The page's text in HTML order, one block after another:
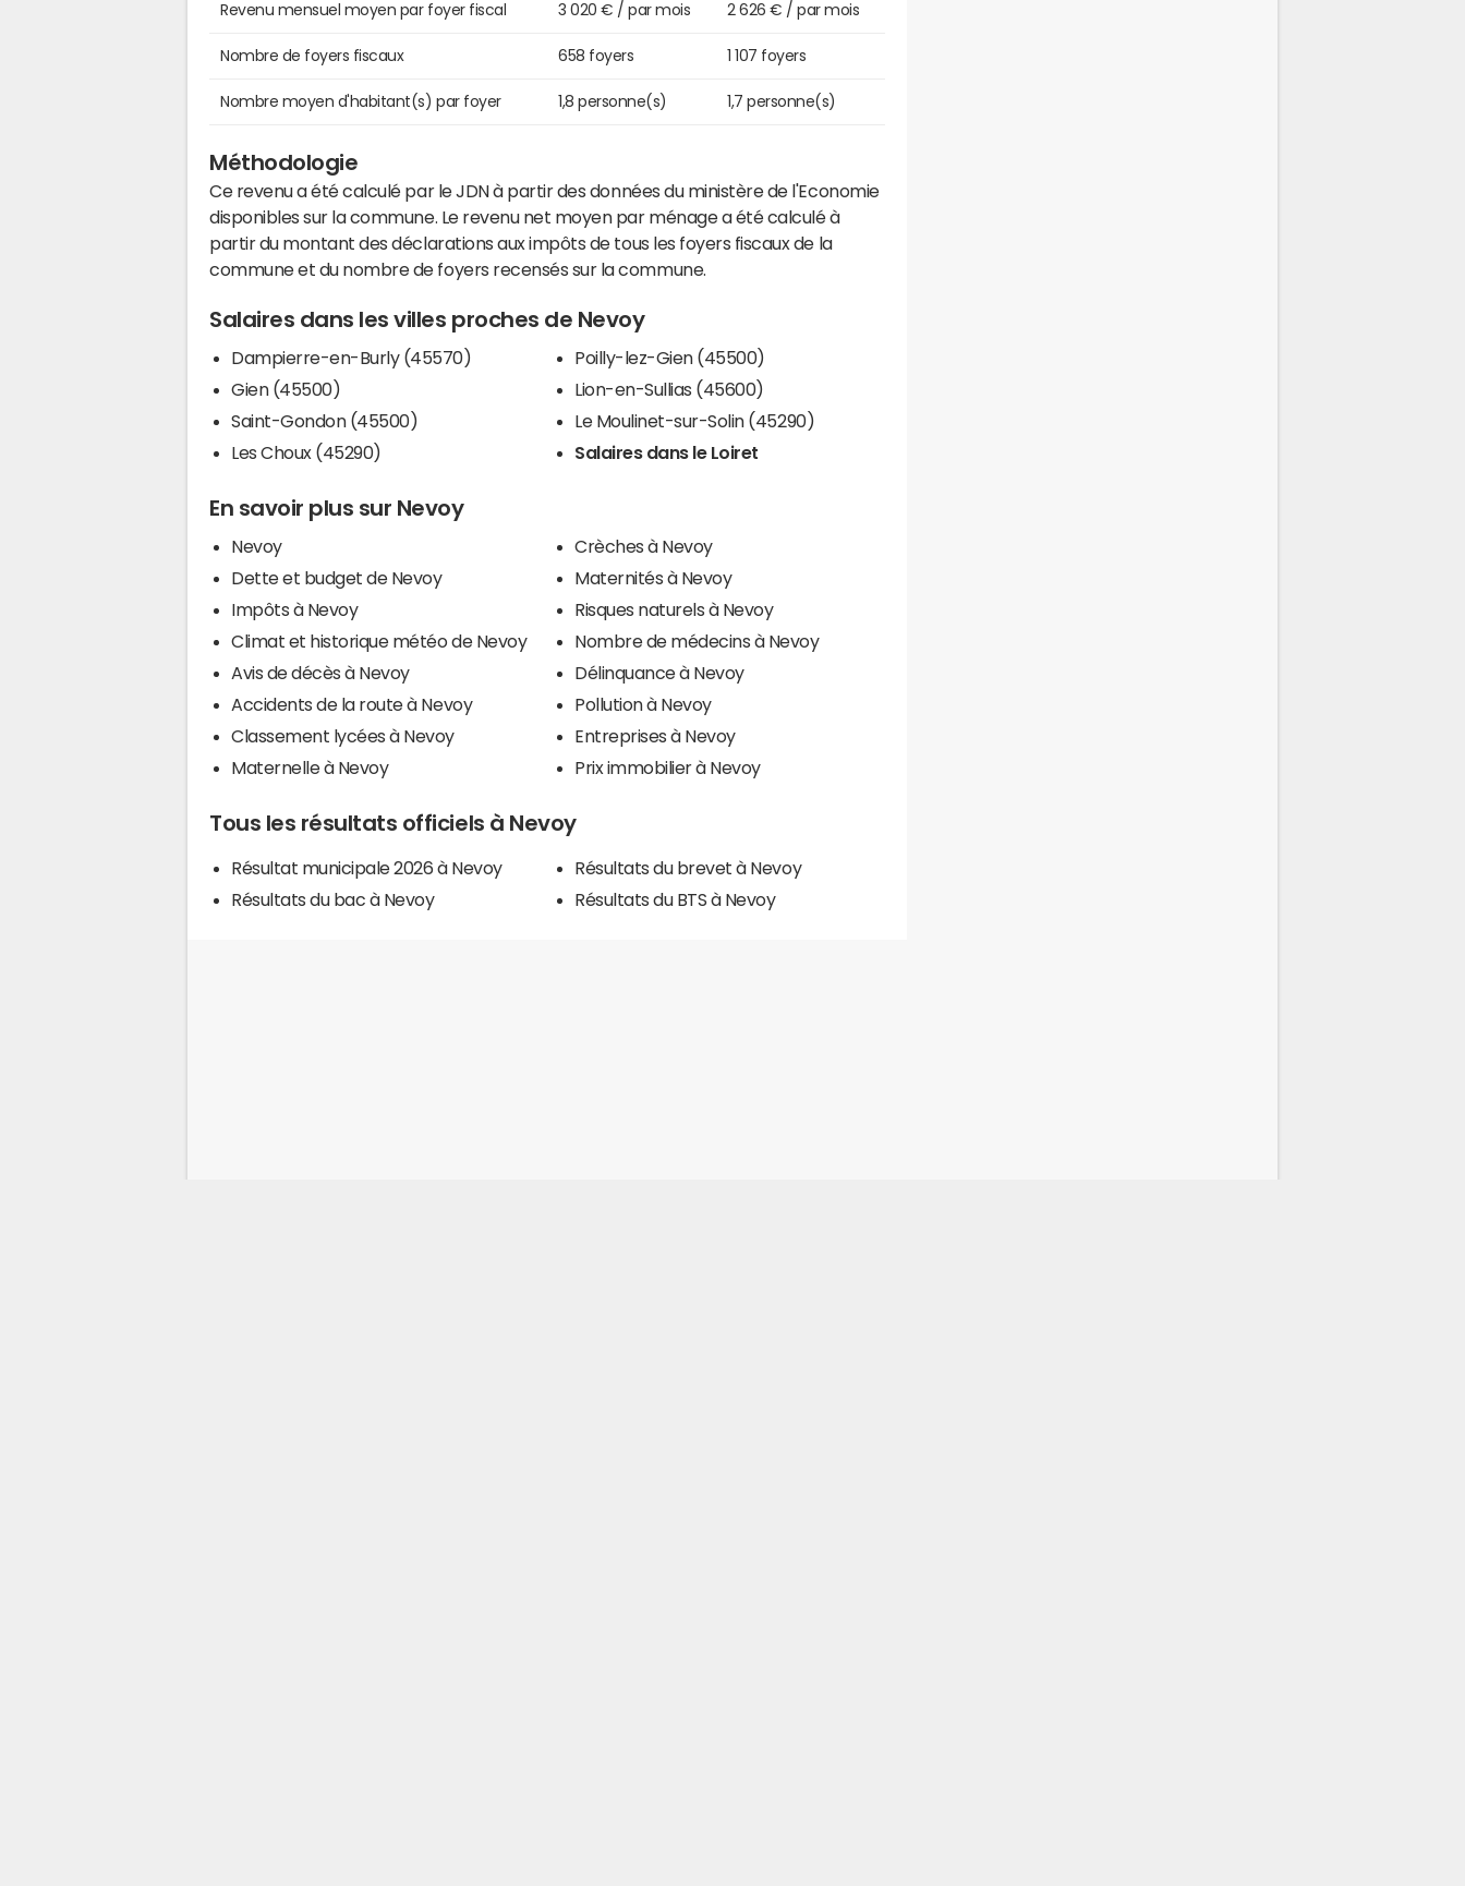
Revenu mensuel moyen par foyer fiscal 3 020 € / par mois 2 626 € / par mois
Nombre de foyers fiscaux 658 foyers 1 107 foyers
Nombre moyen d'habitant(s) par foyer 1,8 personne(s) 1,7 personne(s)
Méthodologie
Ce revenu a été calculé par le JDN à partir des données du ministère de l'Economie
disponibles sur la commune. Le revenu net moyen par ménage a été calculé à
partir du montant des déclarations aux impôts de tous les foyers fiscaux de la
commune et du nombre de foyers recensés sur la commune.
Salaires dans les villes proches de Nevoy
Dampierre-en-Burly (45570)
Gien (45500)
Saint-Gondon (45500)
Les Choux (45290)
Poilly-lez-Gien (45500)
Lion-en-Sullias (45600)
Le Moulinet-sur-Solin (45290)
Salaires dans le Loiret
En savoir plus sur Nevoy
Nevoy
Dette et budget de Nevoy
Impôts à Nevoy
Climat et historique météo de Nevoy
Avis de décès à Nevoy
Accidents de la route à Nevoy
Classement lycées à Nevoy
Maternelle à Nevoy
Crèches à Nevoy
Maternités à Nevoy
Risques naturels à Nevoy
Nombre de médecins à Nevoy
Délinquance à Nevoy
Pollution à Nevoy
Entreprises à Nevoy
Prix immobilier à Nevoy
Tous les résultats officiels à Nevoy
Résultat municipale 2026 à Nevoy
Résultats du bac à Nevoy
Résultats du brevet à Nevoy
Résultats du BTS à Nevoy